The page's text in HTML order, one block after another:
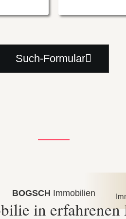
Such-Formular
BOGSCH Immobilien
in erfahrenen